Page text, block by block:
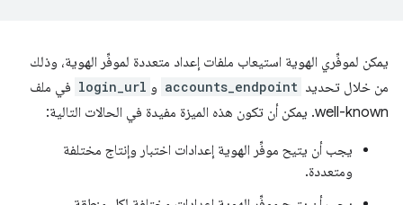
يمكن لموفِّري الهوية استيعاب ملفات إعداد متعددة لموفِّر الهوية، وذلك
من خلال تحديد accounts_endpoint و login_url في ملف
well-known. يمكن أن تكون هذه الميزة مفيدة في الحالات التالية:
يجب أن يتيح موفِّر الهوية إعدادات اختبار وإنتاج مختلفة
ومتعددة.